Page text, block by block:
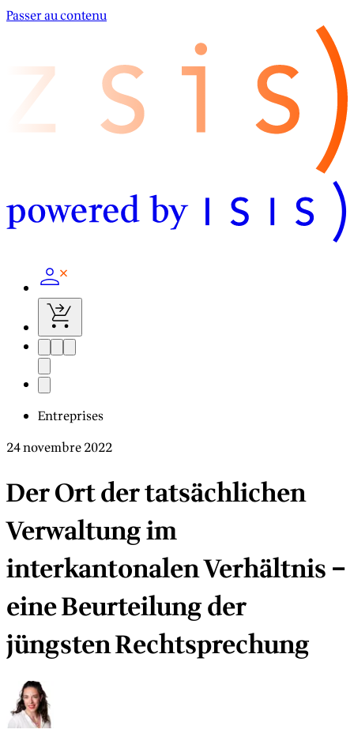
Passer au contenu
Entreprises
24 novembre 2022
Der Ort der tatsächlichen
Verwaltung im
interkantonalen Verhältnis –
eine Beurteilung der
jüngsten Rechtsprechung